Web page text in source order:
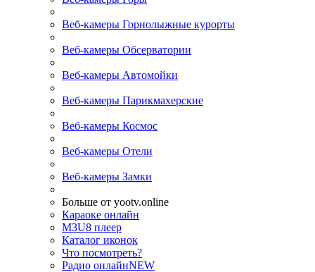
Веб-камеры Горнолыжные курорты
Веб-камеры Обсерватории
Веб-камеры Автомойки
Веб-камеры Парикмахерские
Веб-камеры Космос
Веб-камеры Отели
Веб-камеры Замки
Больше от yootv.online
Караоке онлайн
M3U8 плеер
Каталог иконок
Что посмотреть?
Радио онлайнNEW